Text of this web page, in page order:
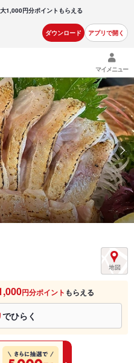
1,000円分ポイントもらえる
ダウンロード アプリで開く
マイメニュー
円分ポイント もらえる
でひらく